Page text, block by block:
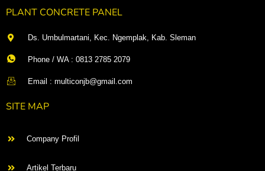
PLANT CONCRETE PANEL
Ds. Umbulmartani, Kec. Ngemplak, Kab. Sleman
Phone / WA : 0813 2785 2079
Email : multiconjb@gmail.com
SITE MAP
Company Profil
Artikel Terbaru